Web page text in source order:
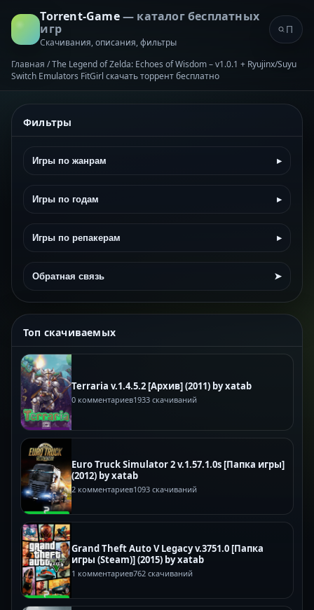
Torrent-Game— каталог бесплатных
игр
Скачивания, описания, фильтры
Главная /The Legend of Zelda: Echoes of Wisdom – v1.0.1 + Ryujinx/Suyu
Switch Emulators FitGirl скачать торрент бесплатно
Фильтры
Игры по жанрам ▸
Игры по годам ▸
Игры по репакерам ▸
Обратная связь ➤
Топ скачиваемых
Terraria v.1.4.5.2 [Архив] (2011) by xatab
0 комментариев1933 скачиваний
Euro Truck Simulator 2 v.1.57.1.0s [Папка игры]
(2012) by xatab
2 комментариев1093 скачиваний
Grand Theft Auto V Legacy v.3751.0 [Папка
игры (Steam)] (2015) by xatab
1 комментариев762 скачиваний